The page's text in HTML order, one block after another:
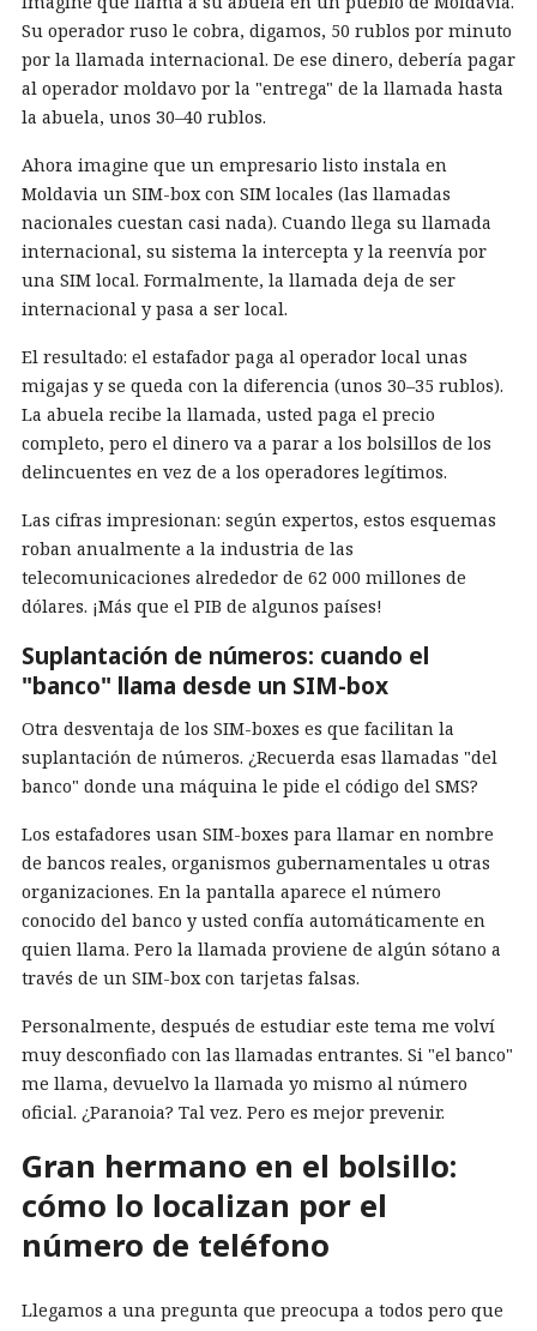
Su operador ruso le cobra, digamos, 50 rublos por minuto
por la llamada internacional. De ese dinero, debería pagar
al operador moldavo por la "entrega" de la llamada hasta
la abuela, unos 30–40 rublos.
Ahora imagine que un empresario listo instala en
Moldavia un SIM-box con SIM locales (las llamadas
nacionales cuestan casi nada). Cuando llega su llamada
internacional, su sistema la intercepta y la reenvía por
una SIM local. Formalmente, la llamada deja de ser
internacional y pasa a ser local.
El resultado: el estafador paga al operador local unas
migajas y se queda con la diferencia (unos 30–35 rublos).
La abuela recibe la llamada, usted paga el precio
completo, pero el dinero va a parar a los bolsillos de los
delincuentes en vez de a los operadores legítimos.
Las cifras impresionan: según expertos, estos esquemas
roban anualmente a la industria de las
telecomunicaciones alrededor de 62 000 millones de
dólares. ¡Más que el PIB de algunos países!
Suplantación de números: cuando el
"banco" llama desde un SIM-box
Otra desventaja de los SIM-boxes es que facilitan la
suplantación de números. ¿Recuerda esas llamadas "del
banco" donde una máquina le pide el código del SMS?
Los estafadores usan SIM-boxes para llamar en nombre
de bancos reales, organismos gubernamentales u otras
organizaciones. En la pantalla aparece el número
conocido del banco y usted confía automáticamente en
quien llama. Pero la llamada proviene de algún sótano a
través de un SIM-box con tarjetas falsas.
Personalmente, después de estudiar este tema me volví
muy desconfiado con las llamadas entrantes. Si "el banco"
me llama, devuelvo la llamada yo mismo al número
oficial. ¿Paranoia? Tal vez. Pero es mejor prevenir.
Gran hermano en el bolsillo:
cómo lo localizan por el
número de teléfono
Llegamos a una pregunta que preocupa a todos pero que